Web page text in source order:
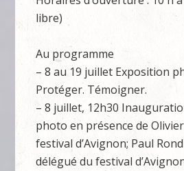
libre)
Au programme
– 8 au 19 juillet Exposition
Protéger. Témoigner.
– 8 juillet, 12h30
photo en présence de
festival d’Avignon; Paul
délégué du festival